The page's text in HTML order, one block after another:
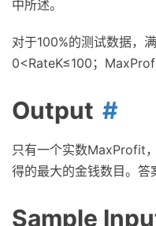
中所述。
对于100%的测试数据，
0<RateK≤100；
Output
只有一个实数MaxProfit
得的最大的金钱数目。答
Sample